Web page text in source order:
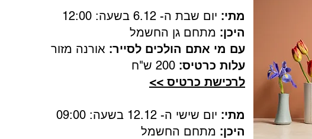
מתי: יום שבת ה- 6.12 בשעה: 12:00
היכן: מתחם גן החשמל
עם מי אתם הולכים לסייר: אורנה מזור
עלות כרטיס:
לרכישת כרטיס >>
מתי: יום שישי ה- 12.12 בשעה: 09:00
היכן: מתחם החשמל